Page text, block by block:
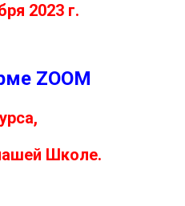
2023 г.
ZOOM
Школе.